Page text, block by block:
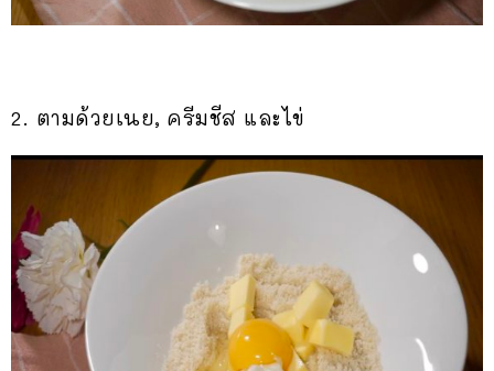
2. ตามด้วยเนย, ครีมชีส และไข่